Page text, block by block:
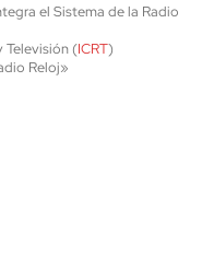
el Sistema de la Radio
(ICRT)
Reloj»